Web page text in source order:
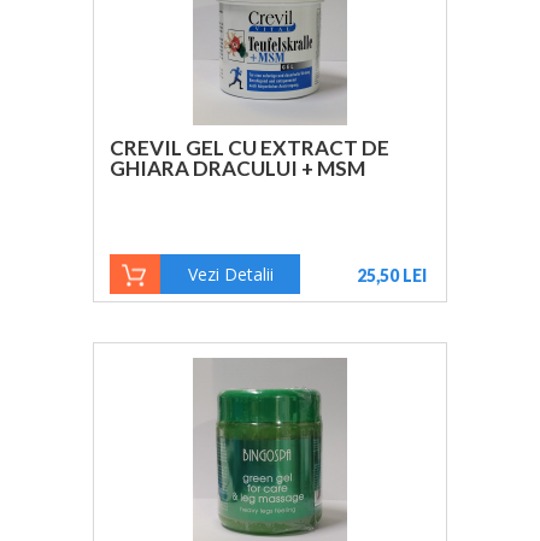
CREVIL GEL CU EXTRACT DE
GHIARA DRACULUI + MSM
Vezi Detalii 25,50 LEI